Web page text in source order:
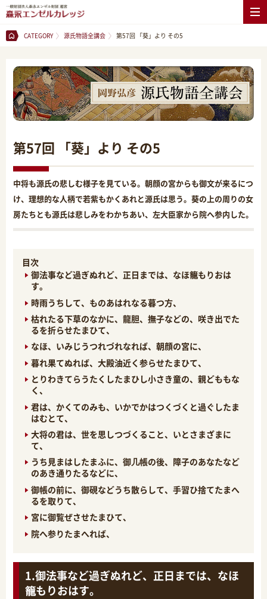
CATEGORY 源氏物語全講会 第57回 「葵」より その5
第57回 「葵」より その5
中将も源氏の悲しむ様子を見ている。朝顔の宮からも御文が来るにつ
け、理想的な人柄で若紫もかくあれと源氏は思う。葵の上の周りの女
房たちとも源氏は悲しみをわかちあい、左大臣家から院へ参内した。
目次
御法事など過ぎぬれど、正日までは、なほ籠もりおは
す。
時雨うちして、ものあはれなる暮つ方、
枯れたる下草のなかに、龍胆、撫子などの、咲き出でた
るを折らせたまひて、
なほ、いみじうつれづれなれば、朝顔の宮に、
暮れ果てぬれば、大殿油近く参らせたまひて、
とりわきてらうたくしたまひし小さき童の、親どももな
く、
君は、かくてのみも、いかでかはつくづくと過ぐしたま
はむとて、
大将の君は、世を思しつづくること、いとさまざまに
て、
うち見まはしたまふに、御几帳の後、障子のあなたなど
のあき通りたるなどに、
御帳の前に、御硯などうち散らして、手習ひ捨てたまへ
るを取りて、
宮に御覧ぜさせたまひて、
院へ参りたまへれば、
御法事など過ぎぬれど、正日までは、なほ
籠もりおはす。